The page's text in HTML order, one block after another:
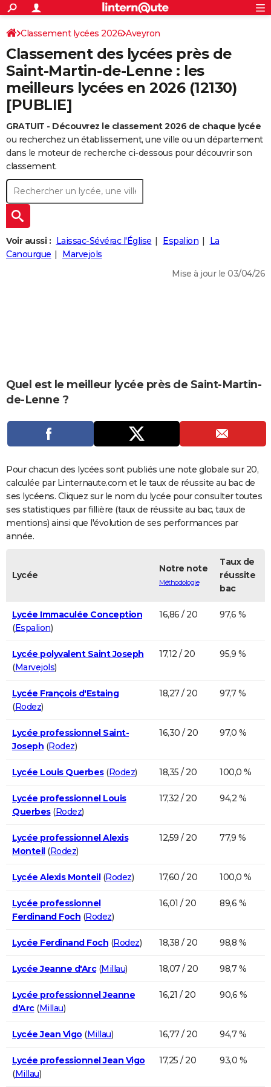
ACTUALITÉS
Politique
Société
Faits Divers
Education
Monde
Villes
+
SPORT
Coupe du monde 2026
Football
Tennis
Cyclisme
Rugby
Forum
CULTURE
Programme TV
TNT
Streaming
Cinéma
Sorties cinéma
Musique
+
FINANCE
Retraite
Impôts
Epargne
Immobilier
Risques naturels par ville
Banque
Assurance
Crédit
AUTO
Réserver un essai
Citadines
Berlines
Forum auto
HIGH-TECH
BRICOLAGE
Aménagement intérieur
Cuisine
Jardinage
+ WEEK-END
Guides de France
Escapades
Patrimoine
Expositions
Musées
Week-end nature
+
LIFESTYLE
SANTE
Alimentation
Guide de la santé
Maladies
Médicaments
Sommeil
+ VOYAGE
Carte de Noël
Carte Bonne année
Carte Saint-Valentin
Carte Pâques
Carte d'anniversaire
DICTIONNAIRE
Dictionnaire
Biographies
Citations
Expressions
Proverbes
COPAINS D'AVANT
FORUM
Bricolage
Lifestyle
Culture
Television
Voyage
Cinema
S'inscrire
Connexion
Classement lycées 2026 Aveyron
Classement des lycées près de
Saint-Martin-de-Lenne : les
meilleurs lycées en 2026 (12130)
[PUBLIE]
GRATUIT - Découvrez le classement 2026 de chaque lycée
ou recherchez un établissement, une ville ou un département
dans le moteur de recherche ci-dessous pour découvrir son
classement.
Voir aussi : Laissac-Sévérac l'Église Espalion
La
Canourgue
Marvejols
Mise à jour le 03/04/26
Quel est le meilleur lycée près de Saint-Martin-
de-Lenne ?
Pour chacun des lycées sont publiés une note globale sur 20,
calculée par Linternaute.com et le taux de réussite au bac de
ses lycéens. Cliquez sur le nom du lycée pour consulter toutes
ses statistiques par fillière (taux de réussite au bac, taux de
mentions) ainsi que l'évolution de ses performances par
année.
Lycée
Notre note
Méthodologie
Taux de
réussite
bac
Lycée Immaculée Conception
(Espalion)
16,86 / 20 97,6 %
Lycée polyvalent Saint Joseph
(Marvejols)
17,12 / 20 95,9 %
Lycée François d'Estaing
(Rodez)
18,27 / 20 97,7 %
Lycée professionnel Saint-
Joseph (Rodez)
16,30 / 20 97,0 %
Lycée Louis Querbes(Rodez) 18,35 / 20 100,0 %
Lycée professionnel Louis
Querbes(Rodez)
17,32 / 20 94,2 %
Lycée professionnel Alexis
Monteil(Rodez)
12,59 / 20 77,9 %
Lycée Alexis Monteil(Rodez) 17,60 / 20 100,0 %
Lycée professionnel
Ferdinand Foch (Rodez)
16,01 / 20 89,6 %
Lycée Ferdinand Foch (Rodez) 18,38 / 20 98,8 %
Lycée Jeanne d'Arc(Millau) 18,07 / 20 98,7 %
Lycée professionnel Jeanne
d'Arc(Millau)
16,21 / 20 90,6 %
Lycée Jean Vigo (Millau) 16,77 / 20 94,7 %
Lycée professionnel Jean Vigo
(Millau)
17,25 / 20 93,0 %